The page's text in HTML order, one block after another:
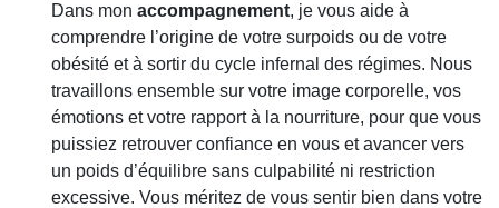
Dans mon accompagnement, je vous aide à
comprendre l’origine de votre surpoids ou de votre
obésité et à sortir du cycle infernal des régimes. Nous
travaillons ensemble sur votre image corporelle, vos
émotions et votre rapport à la nourriture, pour que vous
puissiez retrouver confiance en vous et avancer vers
un poids d’équilibre sans culpabilité ni restriction
excessive. Vous méritez de vous sentir bien dans votre